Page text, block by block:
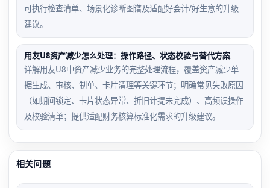
可执行检查清单、场景化诊断图谱及适配好会计/好生意的升级
建议。
用友U8资产减少怎么处理：操作路径、状态校验与替代方案
详解用友U8中资产减少业务的完整处理流程，覆盖资产减少单
据生成、审核、制单、卡片清理等关键环节；明确常见失败原因
（如期间锁定、卡片状态异常、折旧计提未完成）、高频误操作
及校验清单；提供适配财务核算标准化需求的升级建议。
相关问题